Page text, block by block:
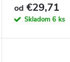
od €29,71
Skladom 6 ks